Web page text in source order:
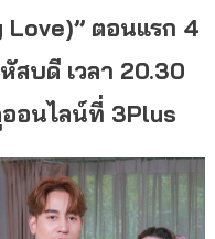
Love)” ตอนแรก 4
บดี เวลา 20.30
อนไลน์ที่ 3Plus